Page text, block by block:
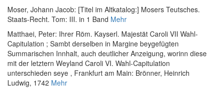
Moser, Johann Jacob: [Titel im Altkatalog:] Mosers Teutsches.
Staats-Recht. Tom: III. in 1 Band Mehr
Matthaei, Peter: Ihrer Röm. Kayserl. Majestät Caroli VII Wahl-
Capitulation ; Sambt derselben in Margine beygefügten
Summarischen Innhalt, auch deutlicher Anzeigung, worinn diese
mit der letztern Weyland Caroli VI. Wahl-Capitulation
unterschieden seye , Frankfurt am Main: Brönner, Heinrich
Ludwig, 1742 Mehr